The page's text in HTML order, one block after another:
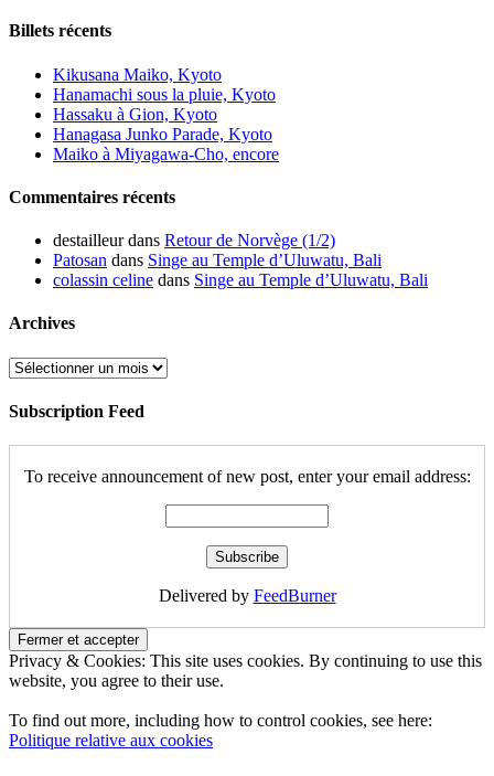
Billets récents
Kikusana Maiko, Kyoto
Hanamachi sous la pluie, Kyoto
Hassaku à Gion, Kyoto
Hanagasa Junko Parade, Kyoto
Maiko à Miyagawa-Cho, encore
Commentaires récents
destailleurdans Retour de Norvège (1/2)
Patosan dans Singe au Temple d’Uluwatu, Bali
colassin celine dans Singe au Temple d’Uluwatu, Bali
Archives
Archives
Subscription Feed
To receive announcement of new post, enter your email address:
Delivered by FeedBurner
Privacy & Cookies: This site uses cookies. By continuing to use this
website, you agree to their use.
To find out more, including how to control cookies, see here:
Politique relative aux cookies